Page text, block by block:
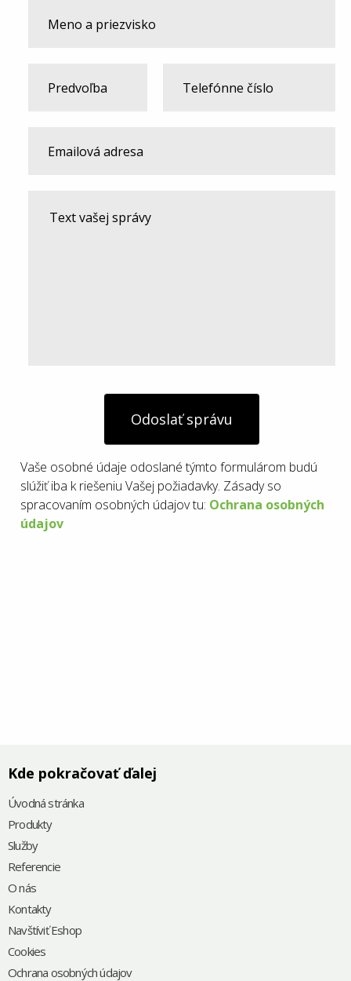
Odoslať správu
Vaše osobné údaje odoslané týmto formulárom budú
slúžiť iba k riešeniu Vašej požiadavky. Zásady so
spracovaním osobných údajov tu: Ochrana osobných
údajov
Kde pokračovať ďalej
Úvodná stránka
Produkty
Služby
Referencie
O nás
Kontakty
Navštíviť Eshop
Cookies
Ochrana osobných údajov